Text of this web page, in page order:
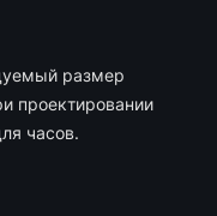
размер
проектировании
часов.